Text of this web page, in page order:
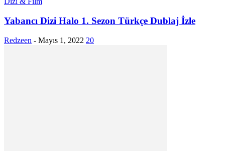
Yabancı Dizi Halo 1. Sezon Türkçe Dublaj İzle
Redzeen - Mayıs 1, 2022 20